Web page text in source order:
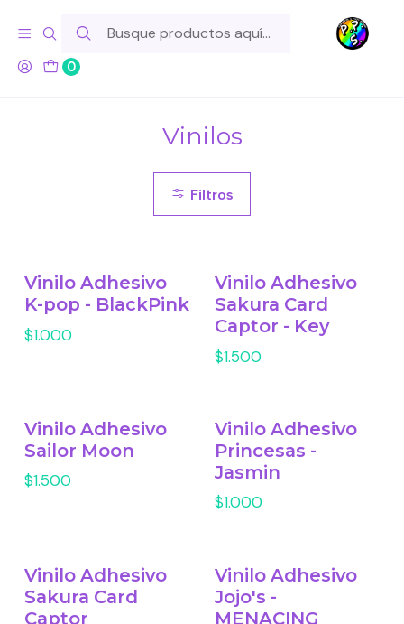
0
Hola! Si tu pedido incluye productos de fabricación propia,
ten en cuenta este tiempo para el despacho
Inicio
Vinilos
Filtros
Vinilo Adhesivo
K-pop - BlackPink
$1.000
Vinilo Adhesivo
Sakura Card
Captor - Key
$1.500
Vinilo Adhesivo
Sailor Moon
$1.500
Vinilo Adhesivo
Princesas -
Jasmin
$1.000
Vinilo Adhesivo
Sakura Card
Captor
Vinilo Adhesivo
Jojo's -
MENACING